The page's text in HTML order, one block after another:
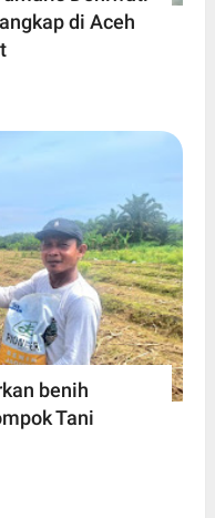
di Aceh
benih
Tani